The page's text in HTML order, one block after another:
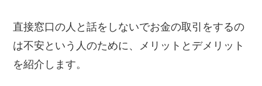
直接窓口の人と話をしないでお金の取引をするの
は不安という人のために、メリットとデメリット
を紹介します。